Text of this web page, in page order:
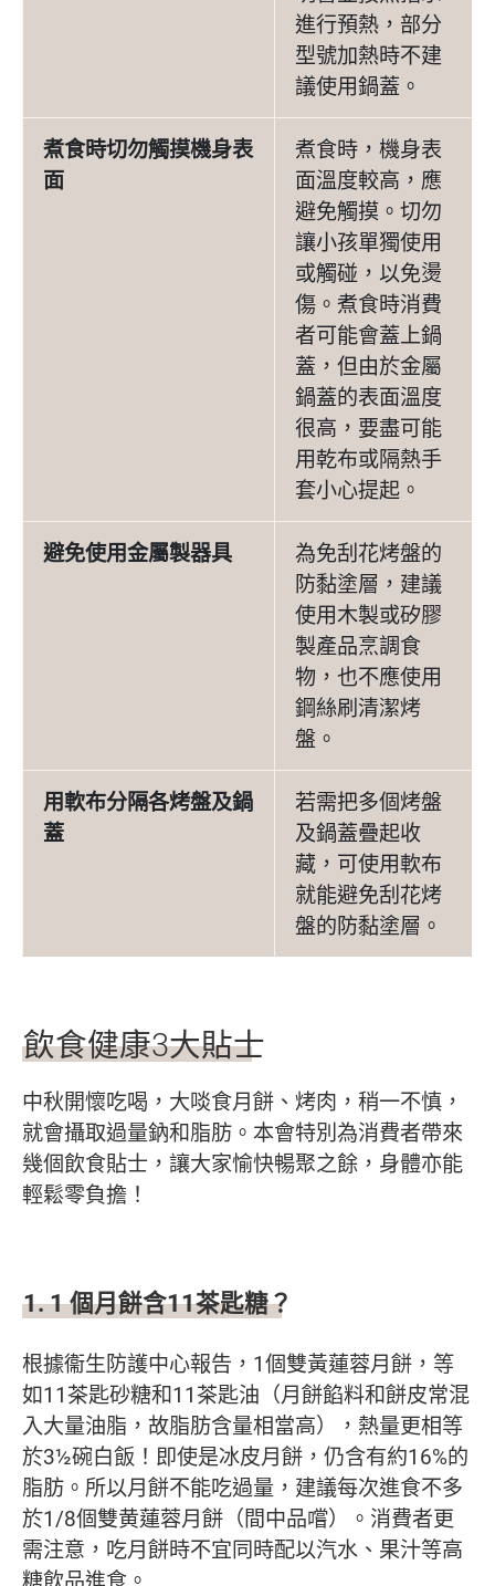
進行預熱，部分
型號加熱時不建
議使用鍋蓋。
煮食時切勿觸摸機身表
面
煮食時，機身表
面溫度較高，應
避免觸摸。切勿
讓小孩單獨使用
或觸碰，以免燙
傷。煮食時消費
者可能會蓋上鍋
蓋，但由於金屬
鍋蓋的表面溫度
很高，要盡可能
用乾布或隔熱手
套小心提起。
避免使用金屬製器具
為免刮花烤盤的
防黏塗層，建議
使用木製或矽膠
製產品烹調食
物，也不應使用
鋼絲刷清潔烤
盤。
用軟布分隔各烤盤及鍋
蓋
若需把多個烤盤
及鍋蓋疊起收
藏，可使用軟布
就能避免刮花烤
盤的防黏塗層。
飲食健康3大貼士
中秋開懷吃喝，大啖食月餅、烤肉，稍一不慎，
就會攝取過量鈉和脂肪。本會特別為消費者帶來
幾個飲食貼士，讓大家愉快暢聚之餘，身體亦能
輕鬆零負擔！
1. 1 個月餅含11茶匙糖？
根據衞生防護中心報告，1個雙黃蓮蓉月餅，等
如11茶匙砂糖和11茶匙油（月餅餡料和餅皮常混
入大量油脂，故脂肪含量相當高），熱量更相等
於3½碗白飯！即使是冰皮月餅，仍含有約16%的
脂肪。所以月餅不能吃過量，建議每次進食不多
於1/8個雙黄蓮蓉月餅（間中品嚐）。消費者更
需注意，吃月餅時不宜同時配以汽水、果汁等高
糖飲品進食。